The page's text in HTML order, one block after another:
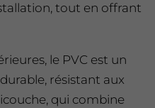
tout en offrant
le PVC est un
résistant aux
qui combine